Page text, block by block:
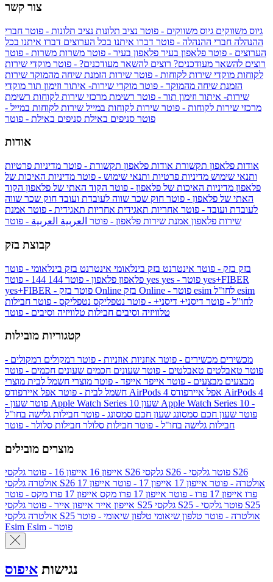
צור קשר
גיוס משווקים גיוס משווקים - פוטר נציב תלונות נציב תלונות - פוטר חברי
ההנהלה חברי ההנהלה - פוטר דברו איתנו בכל הערוצים דברו איתנו בכל
הערוצים - פוטר פלאפון בעיר פלאפון בעיר - פוטר משרות משרות - פוטר
רוצים להשאר מעודכנים? רוצים להשאר מעודכנים? - פוטר מוקדי שירות
לקוחות מוקדי שירות לקוחות - פוטר שירות הזמנת שיחה מהמוקד שירות
הזמנת שיחה מהמוקד - פוטר מוקדי שירות- איתור וזימון תור מוקדי
שירות- איתור וזימון תור - פוטר רשימת מרכזי שירות לקוחות רשימת
מרכזי שירות לקוחות - פוטר שירות לקוחות במייל שירות לקוחות במייל -
פוטר סניפים באילת סניפים באילת - פוטר
אודות
אודות פלאפון תקשורת אודות פלאפון תקשורת - פוטר מדיניות פרטיות
ותנאי שימוש מדיניות פרטיות ותנאי שימוש - פוטר מדיניות האיכות של
פלאפון מדיניות האיכות של פלאפון - פוטר הקוד האתי של פלאפון הקוד
האתי של פלאפון - פוטר חוק שכר שווה לעובדת ועובד חוק שכר שווה
לעובדת ועובד - פוטר אחריות תאגידית אחריות תאגידית - פוטר אמנת
שירות פלאפון אמנת שירות פלאפון - פוטר العربية العربية - פוטר
קבוצת בזק
בזק בזק - פוטר אינטרנט בזק בינלאומי אינטרנט בזק בינלאומי - פוטר
פלאפון פלאפון - פוטר 144 yes
yes+FIBER
yes+FIBER - פוטר בזק Online
esim
לחו"ל - פוטר דיסני+ דיסני+ - פוטר נטפליקס נטפליקס - פוטר חבילות
טלוויזיה וסיבים חבילות טלוויזיה וסיבים - פוטר
קטגוריות מובילות
מכשירים מכשירים - פוטר אוזניות אוזניות - פוטר רמקולים רמקולים -
פוטר טאבלטים טאבלטים - פוטר שעונים חכמים שעונים חכמים - פוטר
מבצעים מבצעים - פוטר אייפד אייפד - פוטר מוצרי חשמל לבית מוצרי
חשמל לבית - פוטר אפל איירפודס AirPods 4 אפל איירפודס AirPods 4
- פוטר שעון Apple Watch Series 10 שעון Apple Watch Series 10 -
פוטר שעון חכם סמסונג שעון חכם סמסונג - פוטר חבילות גלישה בחו"ל
חבילות גלישה בחו"ל - פוטר חבילות סלולר חבילות סלולר - פוטר
מוצרים מובילים
אייפון 16 אייפון 16 - פוטר גלקסי S26 גלקסי S26 - פוטר גלקסי S26
אולטרה
גלקסי S26 אולטרה - פוטר אייפון 17 אייפון 17 - פוטר
אייפון 17
פרו אייפון 17 פרו - פוטר אייפון 17 פרו מקס
אייפון 17 פרו מקס - פוטר
אייפון אייר אייפון אייר - פוטר גלקסי S25 גלקסי S25 - פוטר גלקסי S25
אולטרה
גלקסי S25 אולטרה - פוטר טלפון שיאומי טלפון שיאומי - פוטר
Esim
Esim - פוטר
נגישות איפוס